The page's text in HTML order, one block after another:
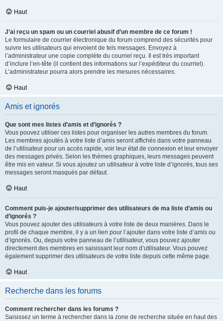
Haut
J’ai reçu un spam ou un courriel abusif d’un membre de ce forum !
Le formulaire de courrier électronique du forum comprend des sécurités pour
suivre les utilisateurs qui envoient de tels messages. Envoyez à
l’administrateur une copie complète du courriel reçu. Il est très important
d’inclure l’en-tête (il contient des informations sur l’expéditeur du courriel).
L’administrateur pourra alors prendre les mesures nécessaires.
Haut
Amis et ignorés
Que sont mes listes d’amis et d’ignorés ?
Vous pouvez utiliser ces listes pour organiser les autres membres du forum.
Les membres ajoutés à votre liste d’amis seront affichés dans votre panneau
de l’utilisateur pour un accès rapide, voir leur état de connexion et leur envoyer
des messages privés. Selon les thèmes graphiques, leurs messages peuvent
être mis en valeur. Si vous ajoutez un utilisateur à votre liste d’ignorés, tous ses
messages seront masqués par défaut.
Haut
Comment puis-je ajouter/supprimer des utilisateurs de ma liste d’amis ou
d’ignorés ?
Vous pouvez ajouter des utilisateurs à votre liste de deux manières. Dans le
profil de chaque membre, il y a un lien pour l’ajouter dans votre liste d’amis ou
d’ignorés. Ou, depuis votre panneau de l’utilisateur, vous pouvez ajouter
directement des membres en saisissant leur nom d’utilisateur. Vous pouvez
également supprimer des utilisateurs de votre liste depuis cette même page.
Haut
Recherche dans les forums
Comment rechercher dans les forums ?
Saisissez un terme à rechercher dans la zone de recherche située en haut des